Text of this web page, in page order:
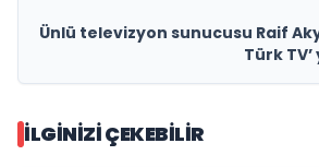
Ünlü televizyon sunucusu Raif Akyüz Number
Türk
İLGINIZI ÇEKEBILIR